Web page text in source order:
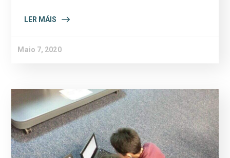
LER MÁIS
Maio 7, 2020